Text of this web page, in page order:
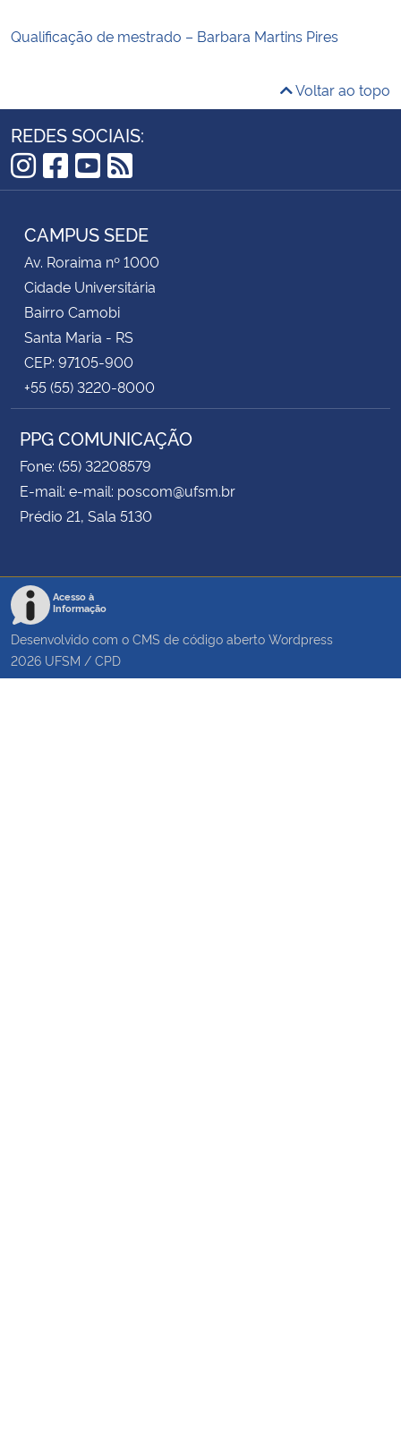
Qualificação de mestrado – Barbara Martins Pires
Voltar ao topo
REDES SOCIAIS:
Instagram
Facebook
YouTube
RSS
CAMPUS SEDE
Av. Roraima nº 1000
Cidade Universitária
Bairro Camobi
Santa Maria - RS
CEP: 97105-900
+55 (55) 3220-8000
PPG COMUNICAÇÃO
Fone: (55) 32208579
E-mail: e-mail: poscom@ufsm.br
Prédio 21, Sala 5130
Acesso à
Informação
Desenvolvido com o CMS de código aberto Wordpress
2026 UFSM / CPD